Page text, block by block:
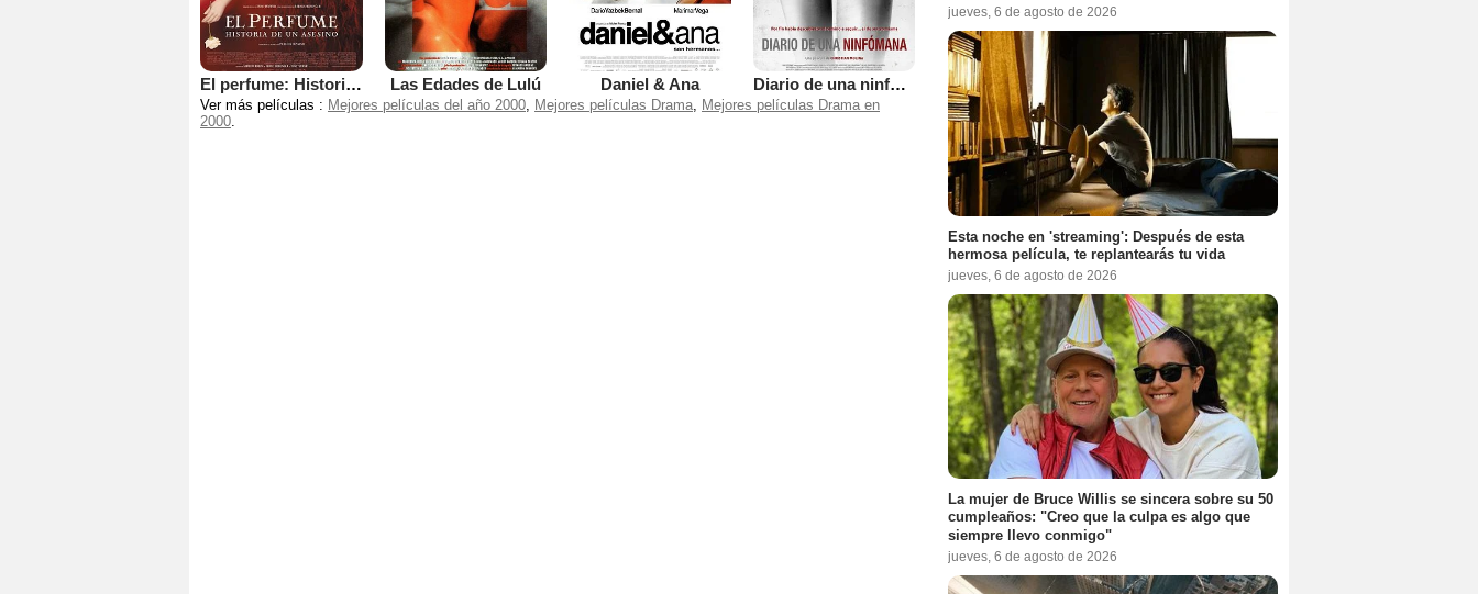
El perfume: Historia de un asesino Las Edades de Lulú Daniel & Ana Diario de una ninfómana
Ver más películas : Mejores películas del año 2000, Mejores películas Drama, Mejores películas Drama en
2000.
jueves, 6 de agosto de 2026
Esta noche en 'streaming': Después de esta
hermosa película, te replantearás tu vida
jueves, 6 de agosto de 2026
La mujer de Bruce Willis se sincera sobre su 50
cumpleaños: "Creo que la culpa es algo que
siempre llevo conmigo"
jueves, 6 de agosto de 2026